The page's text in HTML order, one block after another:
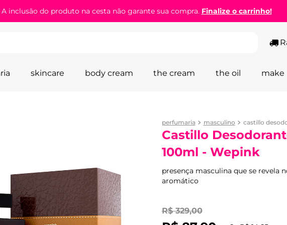
inclusão do produto na cesta não garante sua compra. Finalize o carrinho!
skincare body cream the cream the oil make
perfumaria masculino
Castillo
100ml - Wepink
presença masculina que se revela
aromático
R$ 329,00